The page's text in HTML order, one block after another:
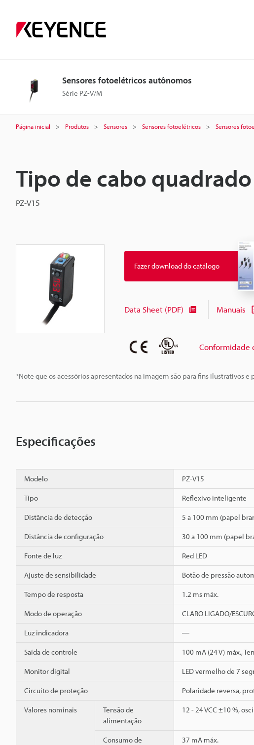
Sensores fotoelétricos autônomos
Série PZ-V/M
Página inicial Produtos Sensores Sensores fotoelétricos Sensores
Tipo de cabo
PZ-V15
*Note que os acessórios apresentados na imagem são para fins ilustrativos
Fazer download do catálogo
Data Sheet (PDF) Manuais
Conformidade
Especificações
Modelo PZ-V15
Tipo Reflexivo inteligente
Distância de detecção 5 a 100 mm (papel
Distância de configuração 30 a 100 mm (papel
Fonte de luz Red LED
Ajuste de sensibilidade Botão de pressão
Tempo de resposta 1.2 ms máx.
Modo de operação CLARO LIGADO/
Luz indicadora ―
Saída de controle 100 mA (24 V) máx.,
Monitor digital LED vermelho de 7
Circuito de proteção Polaridade reversa,
Valores nominais
Tensão de
alimentação
12 - 24 VCC ±10 %,
Consumo de
37 mA máx.